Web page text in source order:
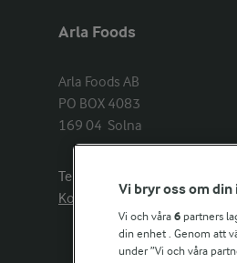
Arla Foods
Arla Foods AB
PO BOX 4083
169 04  Solna
Telefon:
Kontakta oss
Vi bryr oss om
Vi och våra 6 partners
din enhet . Genom att
under ”Vi och våra